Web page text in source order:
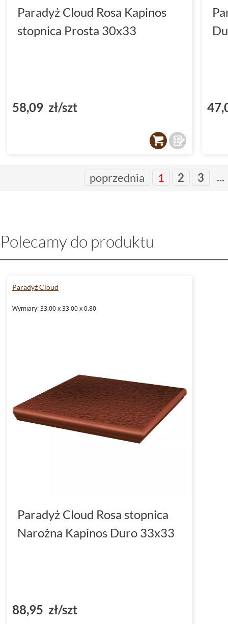
Paradyż Cloud Rosa Kapinos
stopnica Prosta 30x33
58,09 zł/szt
poprzednia 1 2 3 ...
Polecamy do produktu
Paradyż Cloud
Wymiary: 33.00 x 33.00 x 0.80
Paradyż Cloud Rosa stopnica
Narożna Kapinos Duro 33x33
88,95 zł/szt